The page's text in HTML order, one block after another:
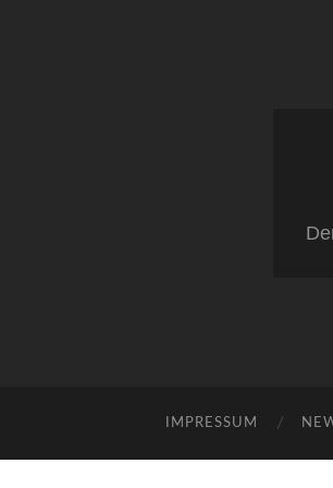
IMPRESSUM